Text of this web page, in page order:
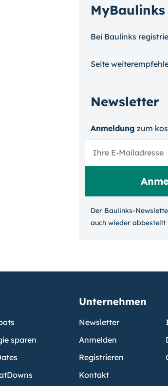
MyBaulinks
Bei Baulinks
Seite
Newsletter
Anmeldung zum
Der Baulinks-
auch wieder ab­bestellt
sparen
Unternehmen
Newsletter
Anmelden
Registrieren
Kontakt